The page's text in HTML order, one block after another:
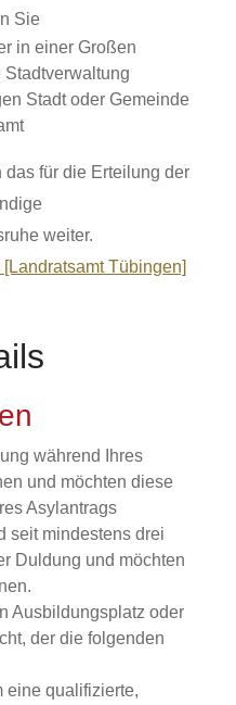
Sie
in einer Großen
Stadtverwaltung
Stadt oder Gemeinde
das für die Erteilung der
weiter.
Tübingen]
während Ihres
und möchten diese
Asylantrags
seit mindestens drei
Duldung und möchten
Ausbildungsplatz oder
der die folgenden
eine qualifizierte,